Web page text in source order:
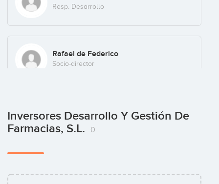
Resp. Desarrollo
Rafael de Federico
Socio-director
Inversores Desarrollo Y Gestión De
Farmacias, S.L.
0